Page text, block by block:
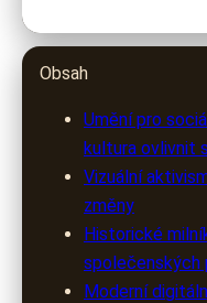
Obsah
Umění pro
kultura ovlivnit
Vizuální
změny
Historické
společenských
Moderní